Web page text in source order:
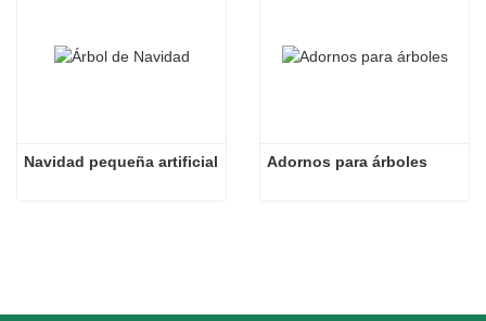
Navidad pequeña artificial Adornos para árboles